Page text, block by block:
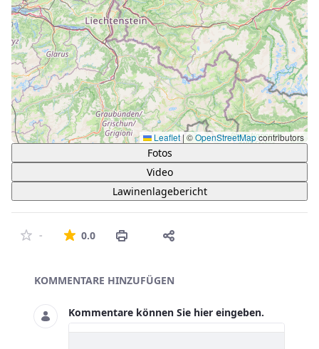
Leaflet | ©OpenStreetMapcontributors
Fotos
Video
Lawinenlagebericht
- 0.0Die durchschnittliche Bewertung ist 0 von 5
Asset-Herausgeber
KOMMENTARE HINZUFÜGEN
Kommentare können Sie hier eingeben.